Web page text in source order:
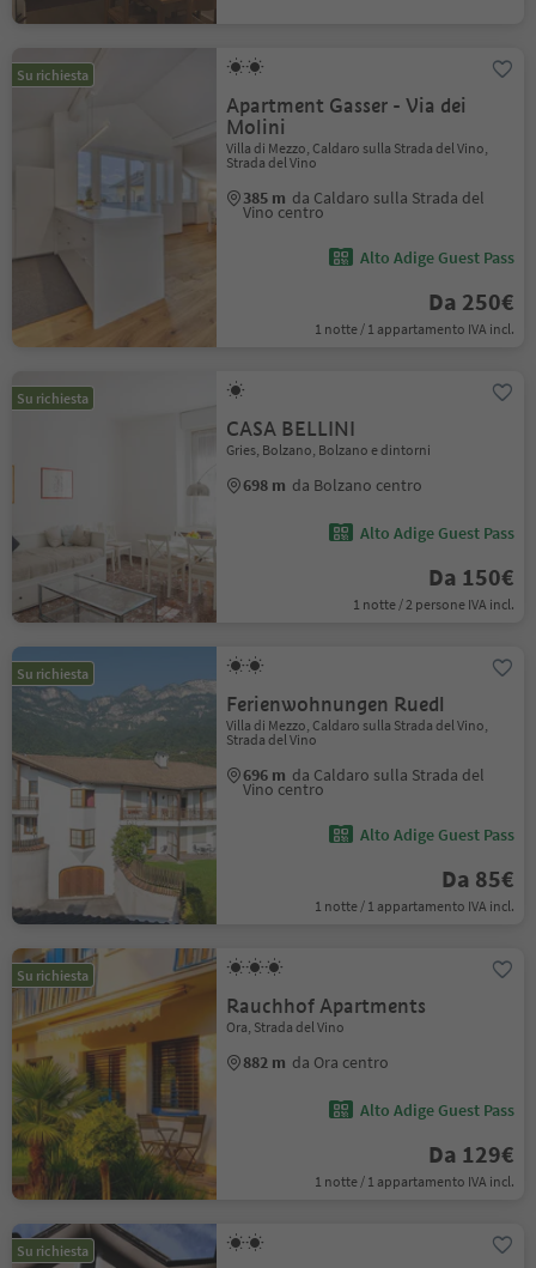
Su richiesta
Apartment Gasser - Via dei
Molini
Villa di Mezzo, Caldaro sulla Strada del Vino,
Strada del Vino
385 m da Caldaro sulla Strada del
Vino centro
Alto Adige Guest Pass
Da 250€
1 notte / 1 appartamento IVA incl.
Su richiesta
CASA BELLINI
Gries, Bolzano, Bolzano e dintorni
698 m da Bolzano centro
Alto Adige Guest Pass
Da 150€
1 notte / 2 persone IVA incl.
Su richiesta
Ferienwohnungen Ruedl
Villa di Mezzo, Caldaro sulla Strada del Vino,
Strada del Vino
696 m da Caldaro sulla Strada del
Vino centro
Alto Adige Guest Pass
Da 85€
1 notte / 1 appartamento IVA incl.
Su richiesta
Rauchhof Apartments
Ora, Strada del Vino
882 m da Ora centro
Alto Adige Guest Pass
Da 129€
1 notte / 1 appartamento IVA incl.
Su richiesta